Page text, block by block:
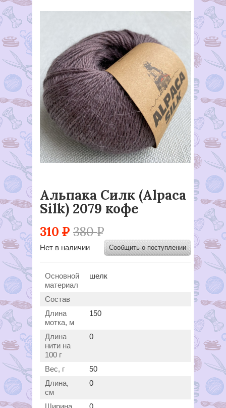
Альпака Силк (Alpaca
Silk) 2079 кофе
310 Р 380Р
Нет в наличии Сообщить о поступлении
Основной
материал
шелк
Состав
Длина
мотка, м
150
Длина
нити на
100 г
0
Вес, г
50
Длина,
см
0
Ширина, 0